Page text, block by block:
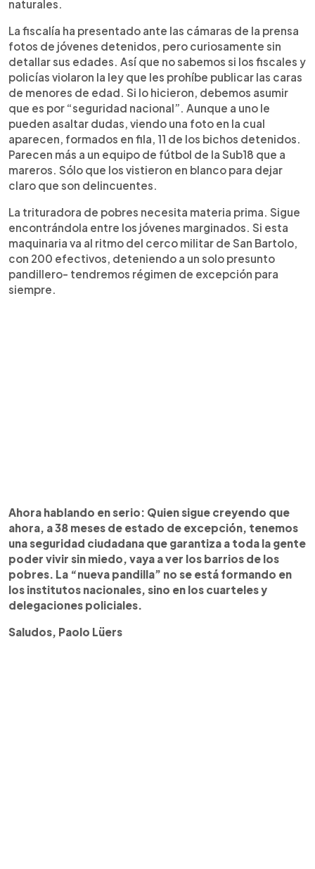
naturales.
La fiscalía ha presentado ante las cámaras de la prensa
fotos de jóvenes detenidos, pero curiosamente sin
detallar sus edades. Así que no sabemos si los fiscales y
policías violaron la ley que les prohíbe publicar las caras
de menores de edad. Si lo hicieron, debemos asumir
que es por “seguridad nacional”. Aunque a uno le
pueden asaltar dudas, viendo una foto en la cual
aparecen, formados en fila, 11 de los bichos detenidos.
Parecen más a un equipo de fútbol de la Sub18 que a
mareros. Sólo que los vistieron en blanco para dejar
claro que son delincuentes.
La trituradora de pobres necesita materia prima. Sigue
encontrándola entre los jóvenes marginados. Si esta
maquinaria va al ritmo del cerco militar de San Bartolo,
con 200 efectivos, deteniendo a un solo presunto
pandillero- tendremos régimen de excepción para
siempre.
Ahora hablando en serio: Quien sigue creyendo que
ahora, a 38 meses de estado de excepción, tenemos
una seguridad ciudadana que garantiza a toda la gente
poder vivir sin miedo, vaya a ver los barrios de los
pobres. La “nueva pandilla” no se está formando en
los institutos nacionales, sino en los cuarteles y
delegaciones policiales.
Saludos, Paolo Lüers